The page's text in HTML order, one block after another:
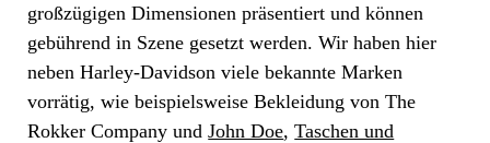
großzügigen Dimensionen präsentiert und können
gebührend in Szene gesetzt werden. Wir haben hier
neben Harley-Davidson viele bekannte Marken
vorrätig, wie beispielsweise Bekleidung von The
Rokker Company undJohn Doe,Taschen und